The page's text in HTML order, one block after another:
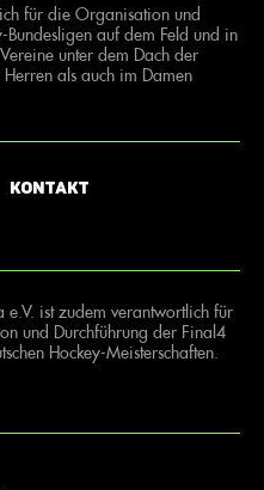
für die Organisation und
auf dem Feld und in
unter dem Dach der
als auch im Damen
Kontakt
e.V. ist zudem verantwortlich für
und Durchführung der Final4
Hockey-Meisterschaften.